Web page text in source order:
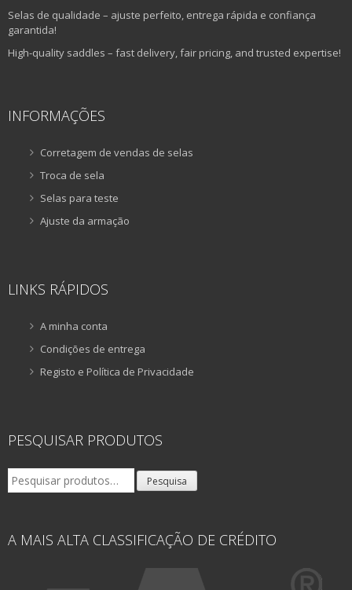
Selas de qualidade – ajuste perfeito, entrega rápida e confiança
garantida!
High-quality saddles – fast delivery, fair pricing, and trusted expertise!
INFORMAÇÕES
Corretagem de vendas de selas
Troca de sela
Selas para teste
Ajuste da armação
LINKS RÁPIDOS
A minha conta
Condições de entrega
Registo e Política de Privacidade
PESQUISAR PRODUTOS
Pesquisar
por:
Pesquisa
A MAIS ALTA CLASSIFICAÇÃO DE CRÉDITO